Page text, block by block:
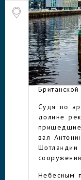
Глазго
означает
создает
Со
годы
Судя по
долине
пришедшие
вал
Шотландии
Небесным